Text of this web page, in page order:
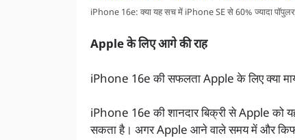
iPhone 16e: क्या यह सच में iPhone SE से 60% ज्यादा
Apple के लिए आगे की राह
iPhone 16e की सफलता Apple के लिए क्या
iPhone 16e की शानदार बिक्री से Apple को
सकता है। अगर Apple आने वाले समय में और